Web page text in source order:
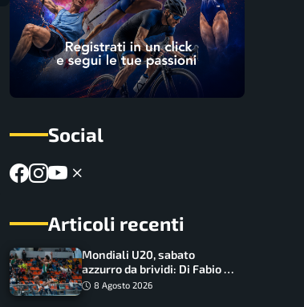
Social
Articoli recenti
Mondiali U20, sabato
azzurro da brividi: Di Fabio e
Inzoli sognano le medaglie,
8 Agosto 2026